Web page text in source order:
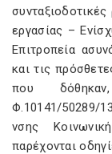
εργασίας –
Επιτροπεία
και τις
που
Φ.10141/50289/
νσης
παρέχονται